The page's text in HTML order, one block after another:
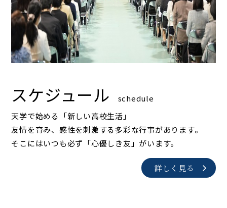
スケジュール schedule
天学で始める「新しい高校生活」
友情を育み、感性を刺激する多彩な行事があります。
そこにはいつも必ず「心優しき友」がいます。
詳しく見る